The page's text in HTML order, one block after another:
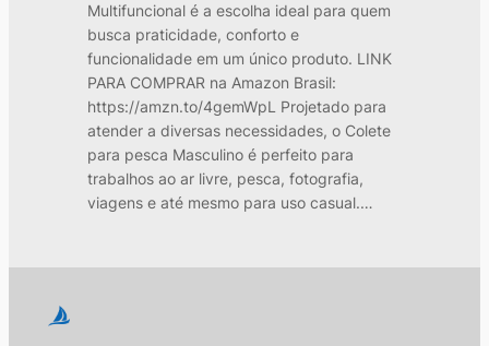
Multifuncional é a escolha ideal para quem
busca praticidade, conforto e
funcionalidade em um único produto. LINK
PARA COMPRAR na Amazon Brasil:
https://amzn.to/4gemWpL Projetado para
atender a diversas necessidades, o Colete
para pesca Masculino é perfeito para
trabalhos ao ar livre, pesca, fotografia,
viagens e até mesmo para uso casual.…